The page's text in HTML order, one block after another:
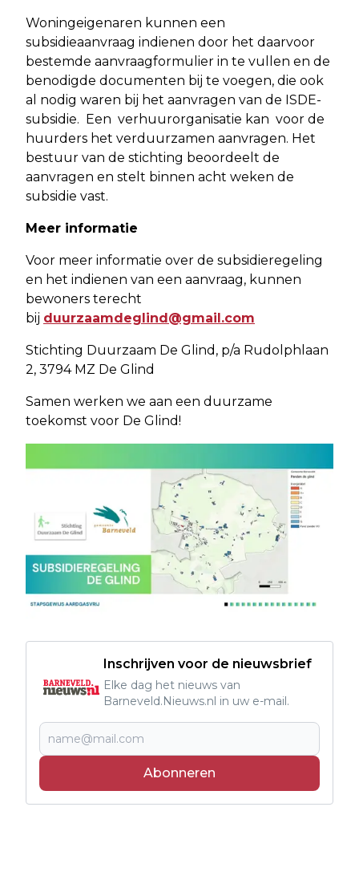
Woningeigenaren kunnen een
subsidieaanvraag indienen door het daarvoor
bestemde aanvraagformulier in te vullen en de
benodigde documenten bij te voegen, die ook
al nodig waren bij het aanvragen van de ISDE-
subsidie. Een verhuurorganisatie kan voor de
huurders het verduurzamen aanvragen. Het
bestuur van de stichting beoordeelt de
aanvragen en stelt binnen acht weken de
subsidie vast.
Meer informatie
Voor meer informatie over de subsidieregeling
en het indienen van een aanvraag, kunnen
bewoners terecht
bij duurzaamdeglind @gmail.com
Stichting Duurzaam De Glind, p/a Rudolphlaan
2, 3794 MZ De Glind
Samen werken we aan een duurzame
toekomst voor De Glind!
Inschrijven voor de nieuwsbrief
Elke dag het nieuws van
Barneveld.Nieuws.nl in uw e-mail.
Abonneren